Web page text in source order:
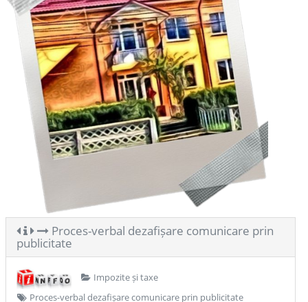
Proces-verbal dezafișare comunicare prin
publicitate
Impozite și taxe
Proces-verbal dezafișare comunicare prin publicitate